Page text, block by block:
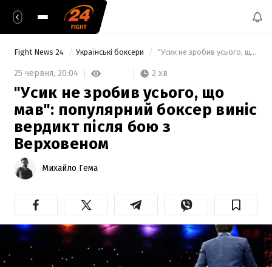
Fight News 24 Українські боксери "Усик не зробив усього, що мав": популярний боксер виніс вердикт після бою з Верховеном
25 червня, 20:04 2 хв
"Усик не зробив усього, що
мав": популярний боксер виніс
вердикт після бою з
Верховеном
Михайло Гема